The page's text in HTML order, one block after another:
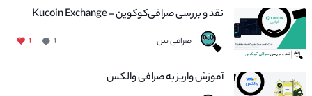
نقد و بررسی صرافی‌کوکوین – Kucoin Exchange
صرافی بین ۱ ۱
آموزش واریز به صرافی والکس